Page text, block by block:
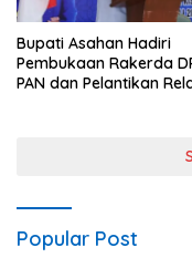
Bupati Asahan Hadiri
Pembukaan Rakerda
PAN dan Pelantikan
Popular Post